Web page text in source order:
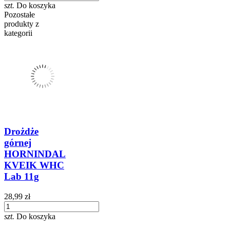
szt. Do koszyka
Pozostałe
produkty z
kategorii
Drożdże
górnej
HORNINDAL
KVEIK WHC
Lab 11g
28,99 zł
szt. Do koszyka